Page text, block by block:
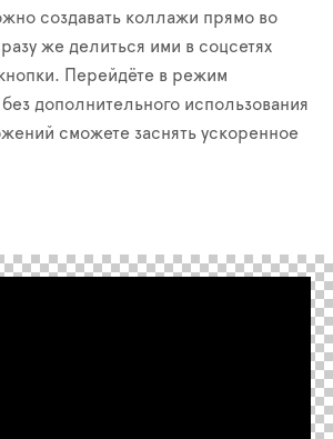
создавать коллажи прямо во
же делиться ими в соцсетях
Перейдёте в режим
дополнительного использования
сможете заснять ускоренное